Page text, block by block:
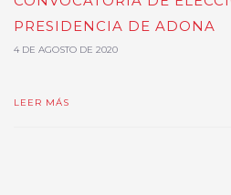
PRESIDENCIA DE ADONA
4 DE AGOSTO DE 2020
LEER MÁS